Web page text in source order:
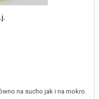
na sucho jak i na mokro.